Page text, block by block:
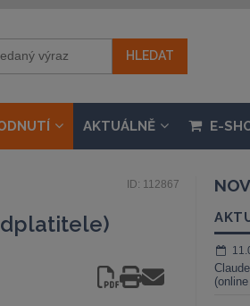
AKTUÁLNĚ E-
ID: 112867